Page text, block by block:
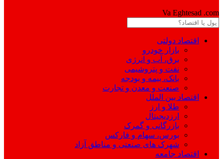
Va Eghtesad .com
اقتصاد دولتی
بازار خودرو
برق، آب و انرژی
نفت و پتروشیمی
بانک، بیمه و بودجه
صنعت و معدن و تجارت
اقتصاد بین الملل
طلا و ارز
ارزدیجیتال
بازرگانی و گمرک
بورس، سهام و فارکس
شهرک های صنعتی و مناطق آزاد
اقتصاد جامعه